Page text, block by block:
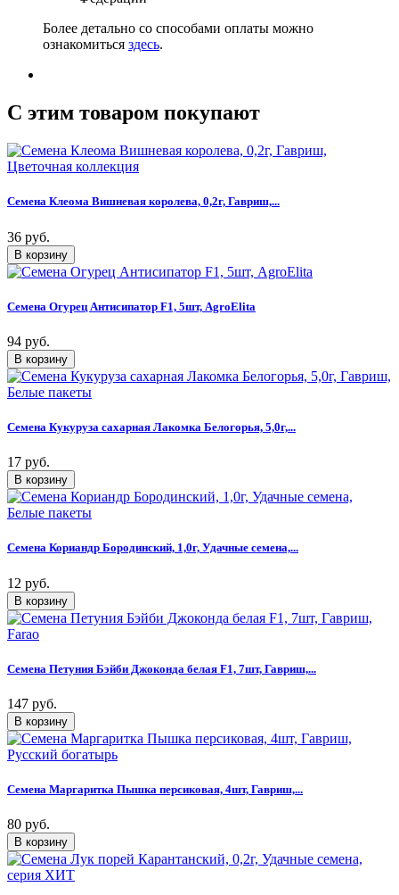
Более детально со способами оплаты можно
ознакомиться здесь.
C этим товаром покупают
Семена Клеома Вишневая королева, 0,2г, Гавриш,...
36 руб.
Семена Огурец Антисипатор F1, 5шт, AgroElita
94 руб.
Семена Кукуруза сахарная Лакомка Белогорья, 5,0г,...
17 руб.
Семена Кориандр Бородинский, 1,0г, Удачные семена,...
12 руб.
Семена Петуния Бэйби Джоконда белая F1, 7шт, Гавриш,...
147 руб.
Семена Маргаритка Пышка персиковая, 4шт, Гавриш,...
80 руб.